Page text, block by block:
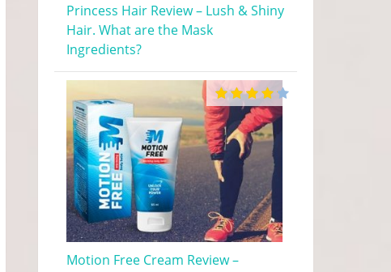
Princess Hair Review – Lush & Shiny
Hair. What are the Mask
Ingredients?
Motion Free Cream Review –